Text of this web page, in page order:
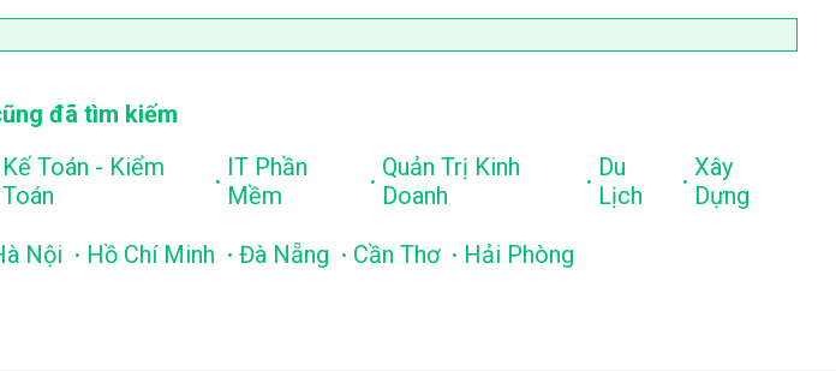
đã tìm kiếm
Kế Toán - Kiểm
Toán
. IT Phần
Mềm
. Quản Trị Kinh
Doanh
. Du
Lịch
. Xây
Dựng
Nội . Hồ Chí Minh . Đà Nẵng . Cần Thơ . Hải Phòng